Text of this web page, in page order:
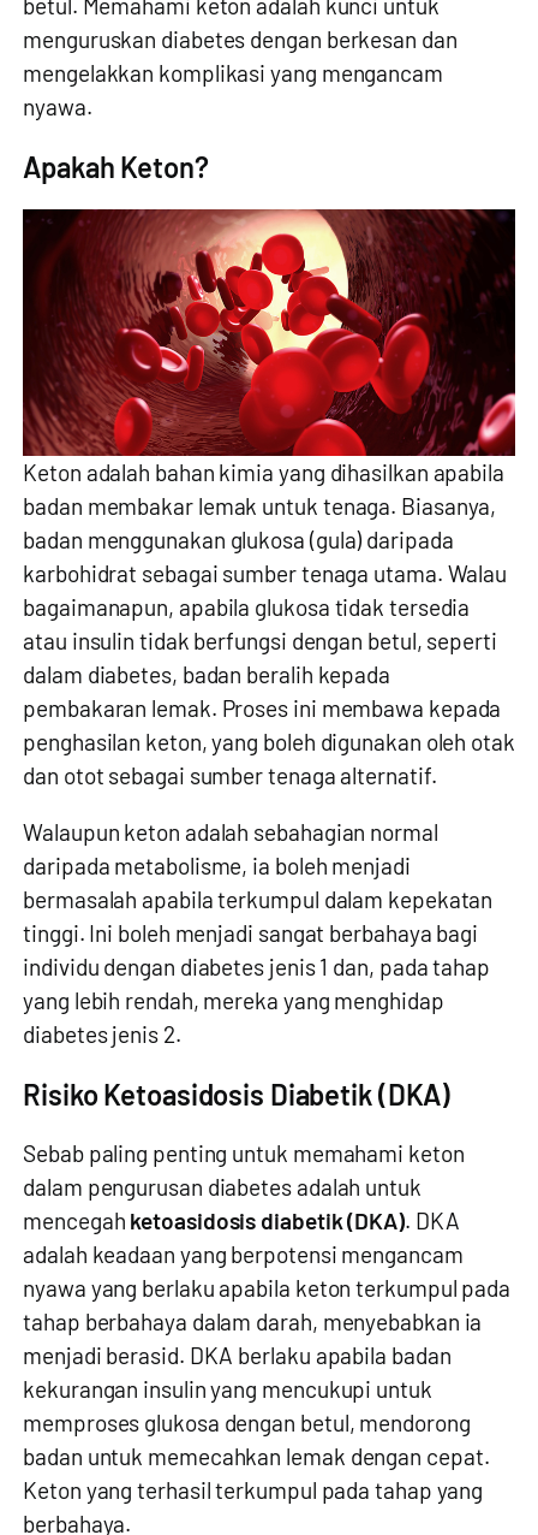
menguruskan diabetes dengan berkesan dan
mengelakkan komplikasi yang mengancam
nyawa.
Apakah Keton?
Keton adalah bahan kimia yang dihasilkan apabila
badan membakar lemak untuk tenaga. Biasanya,
badan menggunakan glukosa (gula) daripada
karbohidrat sebagai sumber tenaga utama. Walau
bagaimanapun, apabila glukosa tidak tersedia
atau insulin tidak berfungsi dengan betul, seperti
dalam diabetes, badan beralih kepada
pembakaran lemak. Proses ini membawa kepada
penghasilan keton, yang boleh digunakan oleh otak
dan otot sebagai sumber tenaga alternatif.
Walaupun keton adalah sebahagian normal
daripada metabolisme, ia boleh menjadi
bermasalah apabila terkumpul dalam kepekatan
tinggi. Ini boleh menjadi sangat berbahaya bagi
individu dengan diabetes jenis 1 dan, pada tahap
yang lebih rendah, mereka yang menghidap
diabetes jenis 2.
Risiko Ketoasidosis Diabetik (DKA)
Sebab paling penting untuk memahami keton
dalam pengurusan diabetes adalah untuk
mencegah ketoasidosis diabetik (DKA). DKA
adalah keadaan yang berpotensi mengancam
nyawa yang berlaku apabila keton terkumpul pada
tahap berbahaya dalam darah, menyebabkan ia
menjadi berasid. DKA berlaku apabila badan
kekurangan insulin yang mencukupi untuk
memproses glukosa dengan betul, mendorong
badan untuk memecahkan lemak dengan cepat.
Keton yang terhasil terkumpul pada tahap yang
berbahaya.